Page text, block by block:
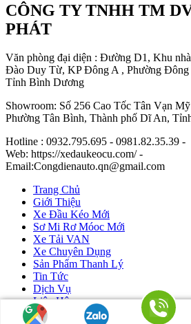
CÔNG TY TNHH TM
PHÁT
Văn phòng đại diện : Đường D1, Khu
Đào Duy Từ, KP Đông A , Phường Đông
Tỉnh Bình Dương
Showroom: Số 256 Cao Tốc Tân Vạn
Phường Tân Bình, Thành phố Dĩ An,
Hotline : 0932.795.695 - 0981.82.35.39 -
Web: https://xedaukeocu.com/ -
Email:Congdienauto.qn@gmail.com
Trang Chủ
Giới Thiệu
Xe Đầu Kéo Mới
Sơ Mi Rơ Móoc Mới
Xe Tải VAN
Xe Chuyên Dụng
Sản Phẩm Thanh Lý
Tin Tức
Dịch Vụ
Liên Hệ